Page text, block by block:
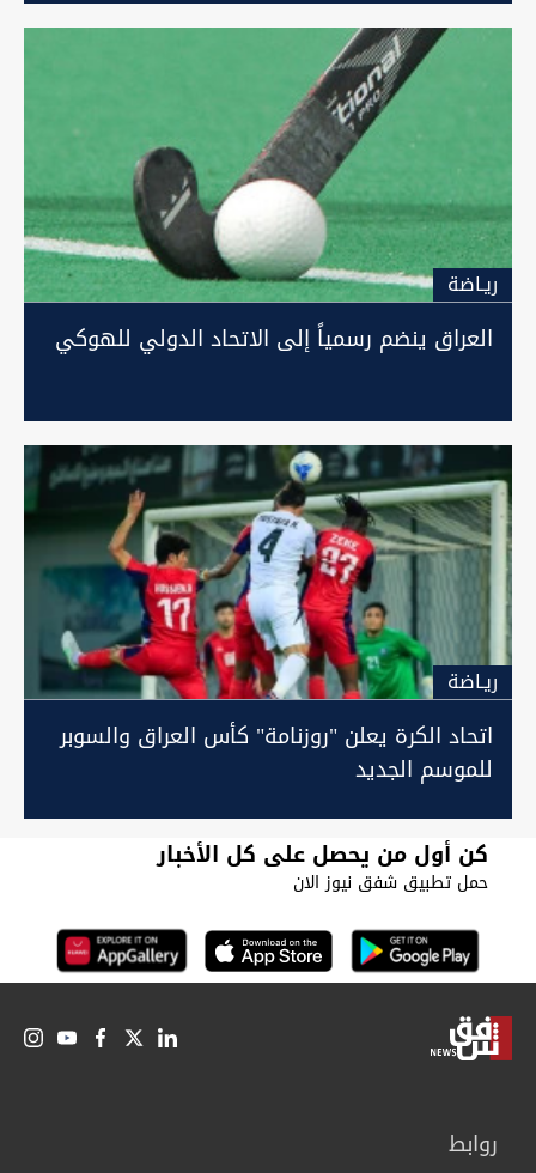
ريـاضة
العراق ينضم رسمياً إلى الاتحاد الدولي للهوكي
ريـاضة
اتحاد الكرة يعلن "روزنامة" كأس العراق والسوبر
للموسم الجديد
كن أول من يحصل على كل الأخبار
حمل تطبيق شفق نيوز الان
روابط